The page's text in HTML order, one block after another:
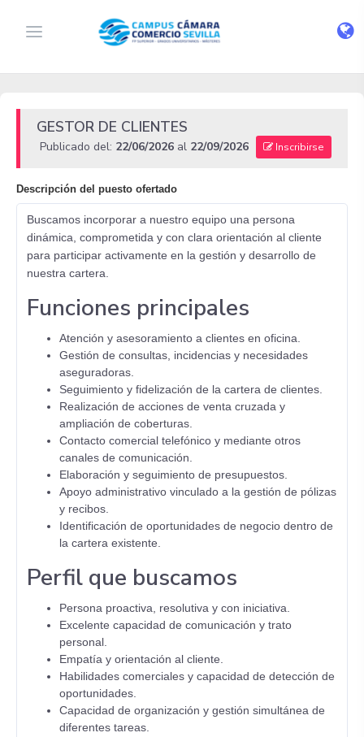
GESTOR DE CLIENTES
Publicado del: 22/06/2026 al 22/09/2026 Inscribirse
Descripción del puesto ofertado
Buscamos incorporar a nuestro equipo una persona
dinámica, comprometida y con clara orientación al cliente
para participar activamente en la gestión y desarrollo de
nuestra cartera.
Funciones principales
Atención y asesoramiento a clientes en oficina.
Gestión de consultas, incidencias y necesidades
aseguradoras.
Seguimiento y fidelización de la cartera de clientes.
Realización de acciones de venta cruzada y
ampliación de coberturas.
Contacto comercial telefónico y mediante otros
canales de comunicación.
Elaboración y seguimiento de presupuestos.
Apoyo administrativo vinculado a la gestión de pólizas
y recibos.
Identificación de oportunidades de negocio dentro de
la cartera existente.
Perfil que buscamos
Persona proactiva, resolutiva y con iniciativa.
Excelente capacidad de comunicación y trato
personal.
Empatía y orientación al cliente.
Habilidades comerciales y capacidad de detección de
oportunidades.
Capacidad de organización y gestión simultánea de
diferentes tareas.